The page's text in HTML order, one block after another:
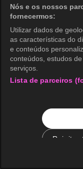
Nós e os nossos
fornecermos:
Utilizar dados de
as características do
e conteúdos
conteúdos, estudos
serviços.
Lista de parceiros
Rejeitar